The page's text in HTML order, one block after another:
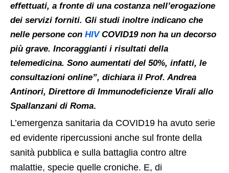
effettuati, a fronte di una costanza nell’erogazione
dei servizi forniti. Gli studi inoltre indicano che
nelle persone con HIVCOVID19 non ha un decorso
più grave. Incoraggianti i risultati della
telemedicina. Sono aumentati del 50%, infatti, le
consultazioni online”, dichiara il Prof. Andrea
Antinori, Direttore di Immunodeficienze Virali allo
Spallanzani di Roma.
L’emergenza sanitaria da COVID19 ha avuto serie
ed evidente ripercussioni anche sul fronte della
sanità pubblica e sulla battaglia contro altre
malattie, specie quelle croniche. E, di